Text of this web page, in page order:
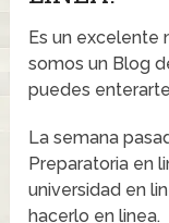
Es un
somos un Blog
puedes
La semana
Preparatoria en
universidad en
hacerlo en linea.